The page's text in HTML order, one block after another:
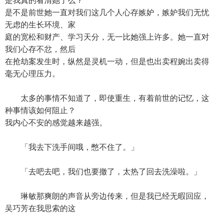
是不是前世她一直对我们这几个人心存嫉妒，嫉妒我们无忧
无虑的生长环境、家
庭的宽松和财产、学习天分，无一比她强上许多。她一直对
我们心存不忿，然后
在抢劫案发生时，纵然是灵机一动，但是也出卖程婉出卖得
毫无心理压力。
太多的事情不知道了，即使重生，有着前世的记忆，这
种事情该如何阻止？
我内心不安的感觉越来越强。
「我去下洗手间哦，憋不住了。」
「去吧去吧，我们也要撤了，太热了回去洗澡啦。」
琳敏那爽朗的声音从旁边传来，但是我已经无暇回应，
吴巧芳在我思索的这